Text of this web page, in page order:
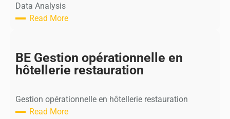
o
g
e
e
s
Data Analysis
Read More
E
D
a
A
BE Gestion opérationnelle en
hôtellerie restauration
Gestion opérationnelle en hôtellerie restauration
Read More